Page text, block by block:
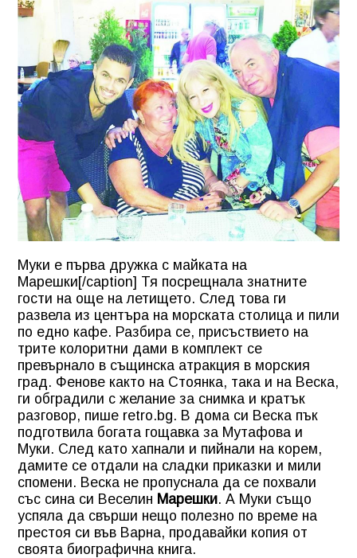
Муки е първа дружка с майката на
Марешки[/caption] Тя посрещнала знатните
гости на още на летището. След това ги
развела из центъра на морската столица и пили
по едно кафе. Разбира се, присъствието на
трите колоритни дами в комплект се
превърнало в същинска атракция в морския
град. Фенове както на Стоянка, така и на Веска,
ги обградили с желание за снимка и кратък
разговор, пише retro.bg. В дома си Веска пък
подготвила богата гощавка за Мутафова и
Муки. След като хапнали и пийнали на корем,
дамите се отдали на сладки приказки и мили
спомени. Веска не пропуснала да се похвали
със сина си Веселин Марешки. А Муки също
успяла да свърши нещо полезно по време на
престоя си във Варна, продавайки копия от
своята биографична книга.